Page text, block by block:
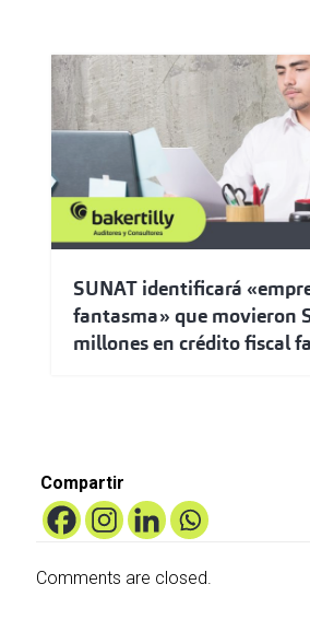
SUNAT identificará
fantasma» que movieron
millones en crédito fiscal
Compartir
Comments are closed.